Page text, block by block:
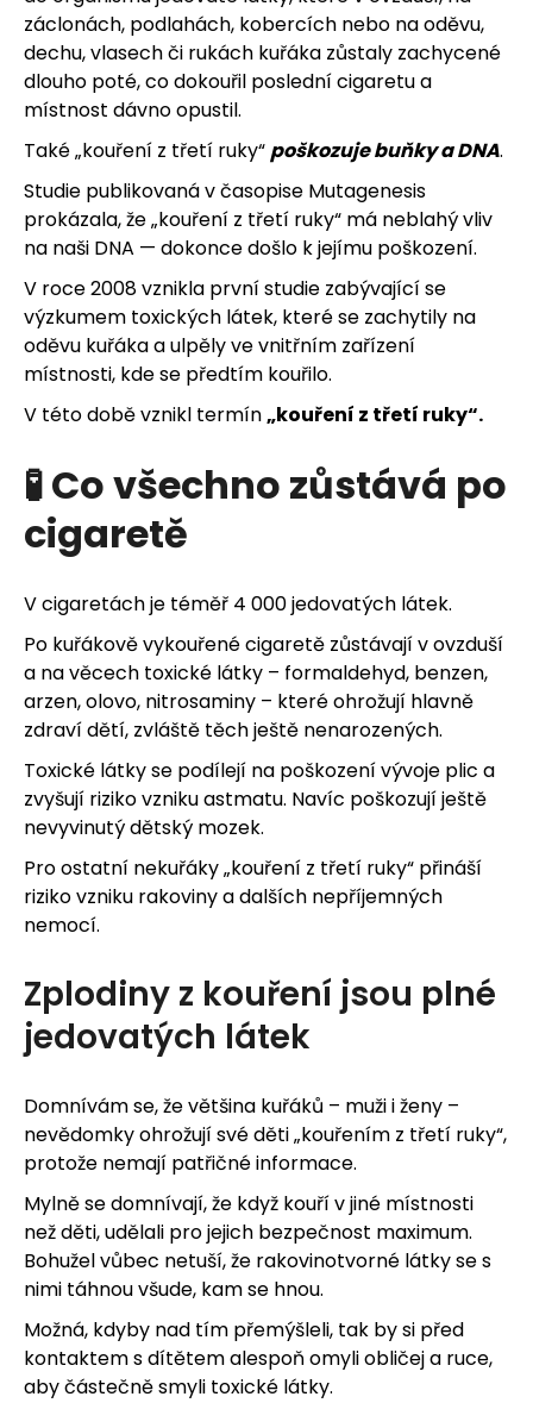
záclonách, podlahách, kobercích nebo na oděvu,
dechu, vlasech či rukách kuřáka zůstaly zachycené
dlouho poté, co dokouřil poslední cigaretu a
místnost dávno opustil.
Také „kouření z třetí ruky“poškozuje buňky a DNA.
Studie publikovaná v časopise Mutagenesis
prokázala, že „kouření z třetí ruky“ má neblahý vliv
na naši DNA — dokonce došlo k jejímu poškození.
V roce 2008 vznikla první studie zabývající se
výzkumem toxických látek, které se zachytily na
oděvu kuřáka a ulpěly ve vnitřním zařízení
místnosti, kde se předtím kouřilo.
V této době vznikl termín„kouření z třetí ruky“.
🧪 Co všechno zůstává po
cigaretě
V cigaretách je téměř 4 000 jedovatých látek.
Po kuřákově vykouřené cigaretě zůstávají v ovzduší
a na věcech toxické látky – formaldehyd, benzen,
arzen, olovo, nitrosaminy – které ohrožují hlavně
zdraví dětí, zvláště těch ještě nenarozených.
Toxické látky se podílejí na poškození vývoje plic a
zvyšují riziko vzniku astmatu. Navíc poškozují ještě
nevyvinutý dětský mozek.
Pro ostatní nekuřáky „kouření z třetí ruky“ přináší
riziko vzniku rakoviny a dalších nepříjemných
nemocí.
Zplodiny z kouření jsou plné
jedovatých látek
Domnívám se, že většina kuřáků – muži i ženy –
nevědomky ohrožují své děti „kouřením z třetí ruky“,
protože nemají patřičné informace.
Mylně se domnívají, že když kouří v jiné místnosti
než děti, udělali pro jejich bezpečnost maximum.
Bohužel vůbec netuší, že rakovinotvorné látky se s
nimi táhnou všude, kam se hnou.
Možná, kdyby nad tím přemýšleli, tak by si před
kontaktem s dítětem alespoň omyli obličej a ruce,
aby částečně smyli toxické látky.